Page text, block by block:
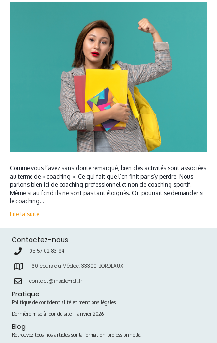
Comme vous l’avez sans doute remarqué, bien des activités sont associées
au terme de « coaching ». Ce qui fait que l’on finit par s’y perdre. Nous
parlons bien ici de coaching professionnel et non de coaching sportif.
Même si au fond ils ne sont pas tant éloignés. On pourrait se demander si
le coaching…
Lire la suite
Contactez-nous
05 57 02 83 94
160 cours du Médoc, 33300 BORDEAUX
contact@inside-rdt.fr
Pratique
Politique de confidentialité et mentions légales
Dernière mise à jour du site : janvier 2026
Blog
Retrouvez tous nos articles sur la formation professionnelle.